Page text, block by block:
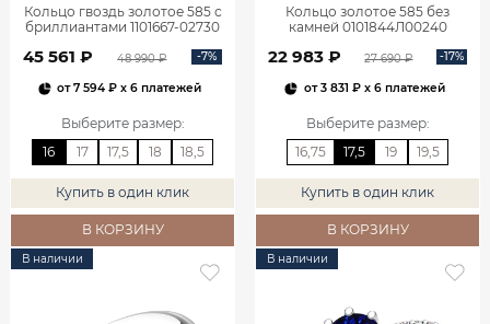
Кольцо гвоздь золотое 585 с
бриллиантами 1101667-02730
45 561 ₽ 48 990 ₽ -7%
от7 594 ₽ x 6 платежей
Выберите размер:
16
17 17,5 18 18,5
Купить в один клик
В КОРЗИНУ
Кольцо золотое 585 без
камней 0101844Л00240
22 983 ₽ 27 690 ₽ -17%
от3 831 ₽x 6 платежей
Выберите размер:
16,75
17,5 19 19,5
Купить в один клик
В КОРЗИНУ
В наличии В наличии